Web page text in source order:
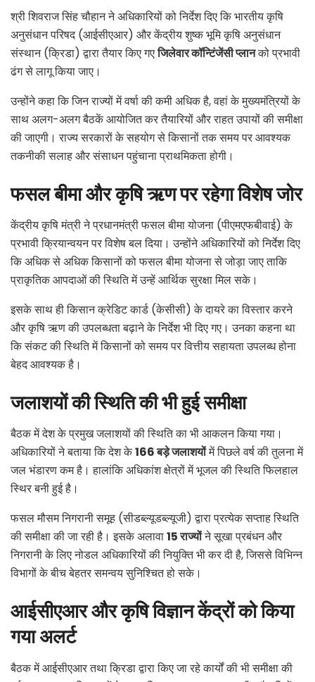
श्री शिवराज सिंह चौहान ने अधिकारियों को निर्देश दिए कि भारतीय कृषि
अनुसंधान परिषद (आईसीएआर) और केंद्रीय शुष्क भूमि कृषि अनुसंधान
संस्थान (क्रिडा) द्वारा तैयार किए गएजिलेवार कॉन्टिंजेंसी प्लानको प्रभावी
ढंग से लागू किया जाए।
उन्होंने कहा कि जिन राज्यों में वर्षा की कमी अधिक है, वहां के मुख्यमंत्रियों के
साथ अलग-अलग बैठकें आयोजित कर तैयारियों और राहत उपायों की समीक्षा
की जाएगी। राज्य सरकारों के सहयोग से किसानों तक समय पर आवश्यक
तकनीकी सलाह और संसाधन पहुंचाना प्राथमिकता होगी।
फसल बीमा और कृषि ऋण पर रहेगा विशेष जोर
केंद्रीय कृषि मंत्री ने प्रधानमंत्री फसल बीमा योजना (पीएमएफबीवाई) के
प्रभावी क्रियान्वयन पर विशेष बल दिया। उन्होंने अधिकारियों को निर्देश दिए
कि अधिक से अधिक किसानों को फसल बीमा योजना से जोड़ा जाए ताकि
प्राकृतिक आपदाओं की स्थिति में उन्हें आर्थिक सुरक्षा मिल सके।
इसके साथ ही किसान क्रेडिट कार्ड (केसीसी) के दायरे का विस्तार करने
और कृषि ऋण की उपलब्धता बढ़ाने के निर्देश भी दिए गए। उनका कहना था
कि संकट की स्थिति में किसानों को समय पर वित्तीय सहायता उपलब्ध होना
बेहद आवश्यक है।
जलाशयों की स्थिति की भी हुई समीक्षा
बैठक में देश के प्रमुख जलाशयों की स्थिति का भी आकलन किया गया।
अधिकारियों ने बताया कि देश के166बड़े जलाशयोंमें पिछले वर्ष की तुलना में
जल भंडारण कम है। हालांकि अधिकांश क्षेत्रों में भूजल की स्थिति फिलहाल
स्थिर बनी हुई है।
फसल मौसम निगरानी समूह (सीडब्ल्यूडब्ल्यूजी) द्वारा प्रत्येक सप्ताह स्थिति
की समीक्षा की जा रही है। इसके अलावा15राज्योंने सूखा प्रबंधन और
निगरानी के लिए नोडल अधिकारियों की नियुक्ति भी कर दी है, जिससे विभिन्न
विभागों के बीच बेहतर समन्वय सुनिश्चित हो सके।
आईसीएआर और कृषि विज्ञान केंद्रों को किया
गया अलर्ट
बैठक में आईसीएआर तथा क्रिडा द्वारा किए जा रहे कार्यों की भी समीक्षा की